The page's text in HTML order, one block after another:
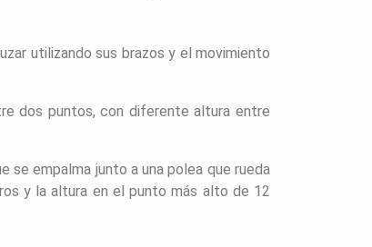
utilizando sus brazos y el movimiento
dos puntos, con diferente altura entre
se empalma junto a una polea que rueda
y la altura en el punto más alto de 12